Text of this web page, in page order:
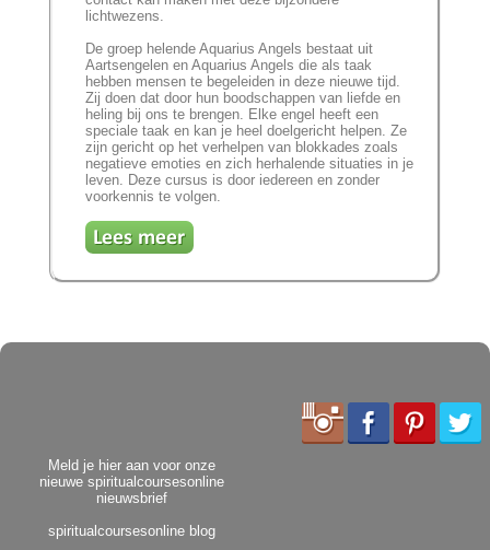
lichtwezens.
De groep helende Aquarius Angels bestaat uit
Aartsengelen en Aquarius Angels die als taak
hebben mensen te begeleiden in deze nieuwe tijd.
Zij doen dat door hun boodschappen van liefde en
heling bij ons te brengen. Elke engel heeft een
speciale taak en kan je heel doelgericht helpen. Ze
zijn gericht op het verhelpen van blokkades zoals
negatieve emoties en zich herhalende situaties in je
leven. Deze cursus is door iedereen en zonder
voorkennis te volgen.
Meld je hier aan voor onze
nieuwe spiritualcoursesonline
nieuwsbrief
spiritualcoursesonline blog